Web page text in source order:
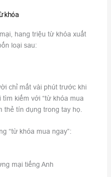
khóa
hang triệu từ khóa xuất
loại sau:
chỉ mất vài phút trước khi
kiếm với “từ khóa mua
thẻ tín dụng trong tay họ.
“từ khóa mua ngay”:
mại tiếng Anh